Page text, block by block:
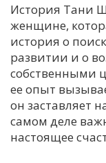
История Тани
женщине,
история о
развитии и о
собственными
ее опыт
он заставляет
самом деле
настоящее